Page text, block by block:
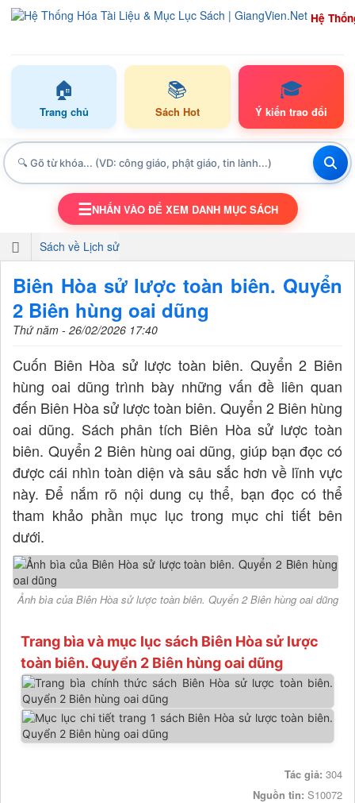
Hệ
🏠
Trang chủ
📚
Sách Hot
🎓
Ý kiến trao đổi
TOGGLE NAVIGATION
☰NHẤN VÀO ĐỂ XEM DANH MỤC SÁCH
Sách về Lịch sử
Biên Hòa sử lược toàn biên. Quyển
2 Biên hùng oai dũng
Thứ năm - 26/02/2026 17:40
Cuốn Biên Hòa sử lược toàn biên. Quyển 2 Biên
hùng oai dũng trình bày những vấn đề liên quan
đến Biên Hòa sử lược toàn biên. Quyển 2 Biên hùng
oai dũng. Sách phân tích Biên Hòa sử lược toàn
biên. Quyển 2 Biên hùng oai dũng, giúp bạn đọc có
được cái nhìn toàn diện và sâu sắc hơn về lĩnh vực
này. Để nắm rõ nội dung cụ thể, bạn đọc có thể
tham khảo phần mục lục trong mục chi tiết bên
dưới.
Ảnh bìa của Biên Hòa sử lược toàn biên. Quyển 2 Biên hùng oai dũng
Trang bìa và mục lục sách Biên Hòa sử lược
toàn biên. Quyển 2 Biên hùng oai dũng
Tác giả: 304
Nguồn tin: S10072